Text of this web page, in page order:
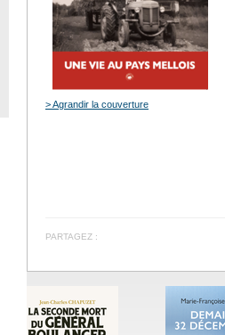
> Agrandir la couverture
PARTAGEZ :